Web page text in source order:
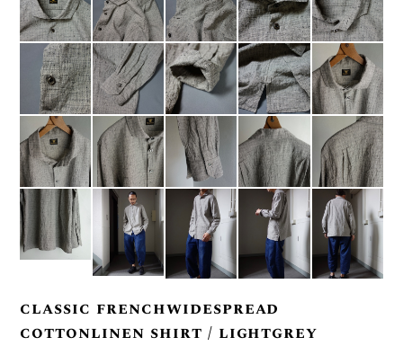
classic frenchwidespread
cottonlinen shirt / lightgrey